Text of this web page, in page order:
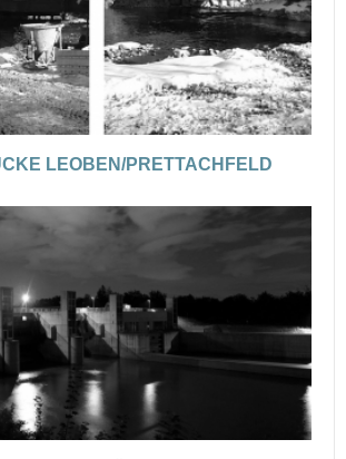
LEOBEN/PRETTACHFELD